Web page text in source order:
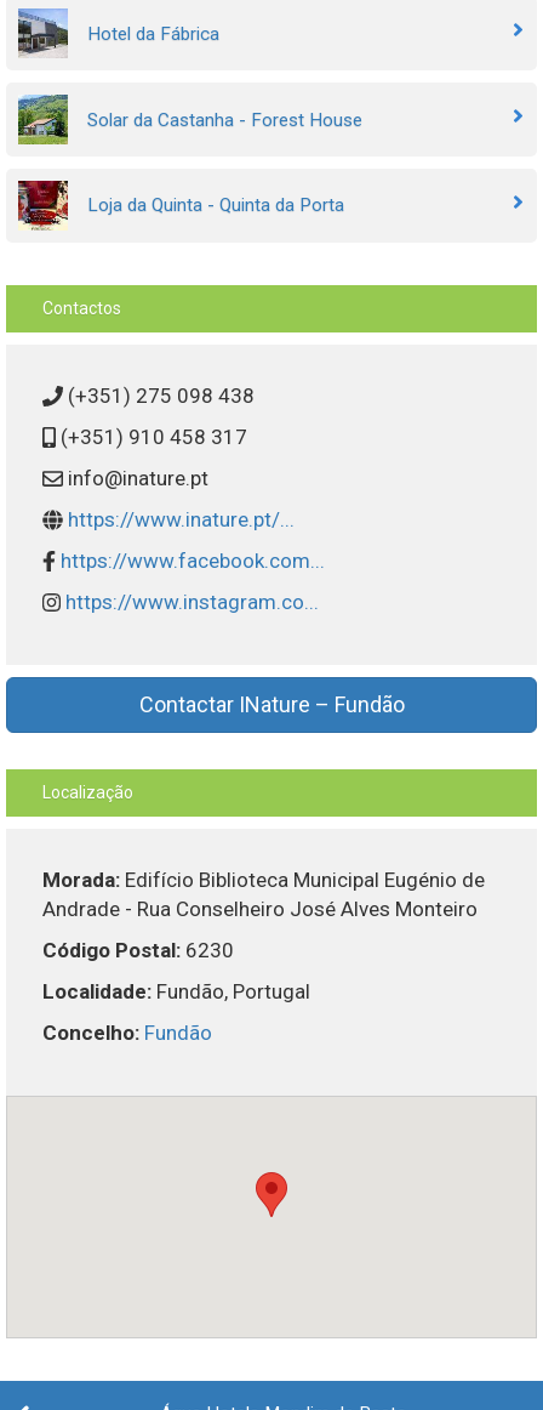
Hotel da Fábrica
Solar da Castanha - Forest House
Loja da Quinta - Quinta da Porta
Contactos
(+351) 275 098 438
(+351) 910 458 317
info@inature.pt
https://www.inature.pt/...
https://www.facebook.com...
https://www.instagram.co...
Contactar INature – Fundão
Localização
Morada: Edifício Biblioteca Municipal Eugénio de
Andrade - Rua Conselheiro José Alves Monteiro
Código Postal: 6230
Localidade: Fundão, Portugal
Concelho: Fundão
Post